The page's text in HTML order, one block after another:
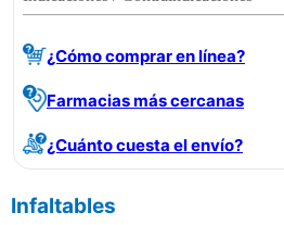
¿Cómo comprar en línea?
Farmacias más cercanas
¿Cuánto cuesta el envío?
Infaltables